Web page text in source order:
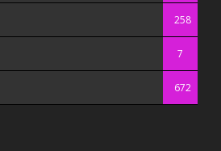
258
7
672